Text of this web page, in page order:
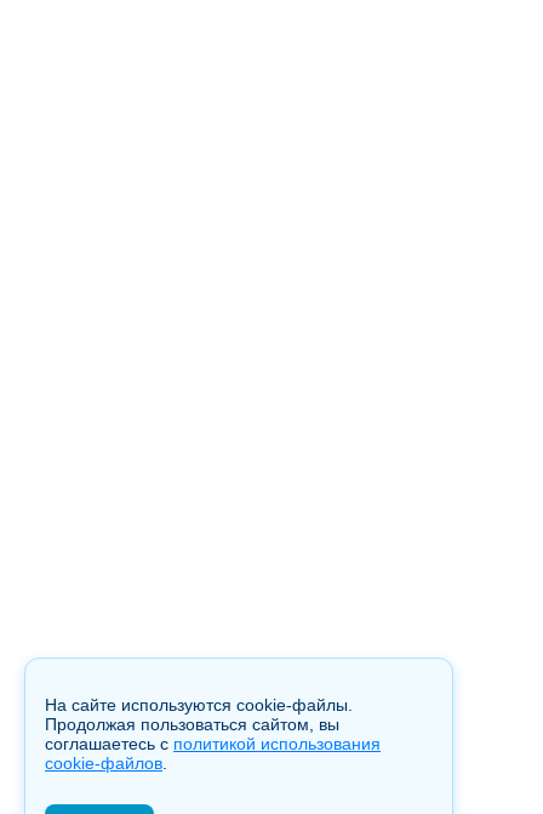
На сайте используются cookie-файлы.
Продолжая пользоваться сайтом, вы
соглашаетесь с политикой использования
cookie-файлов